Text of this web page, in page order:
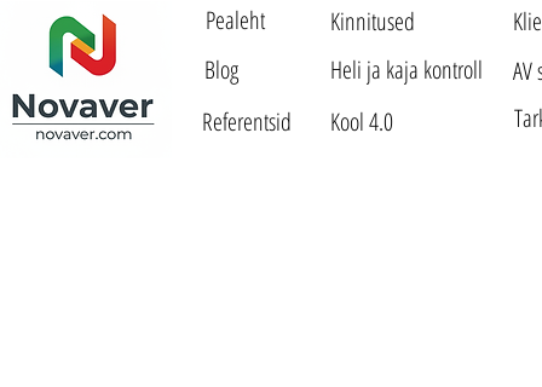
Pealeht
Blog
Referentsid
Heli ja kaja kontroll
Kinnitused
Kool 4.0